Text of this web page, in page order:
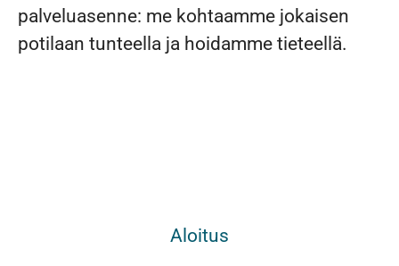
palveluasenne: me kohtaamme jokaisen
potilaan tunteella ja hoidamme tieteellä.
Aloitus